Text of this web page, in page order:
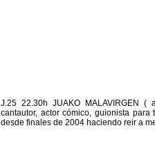
J.25 22.30h JUAKO MALAVIRGEN (
cantautor, actor cómico, guionista
desde finales de 2004 haciendo reir a